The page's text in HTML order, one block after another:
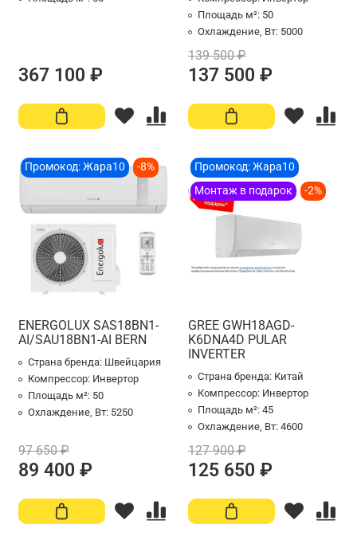
367 100 ₽
Площадь м²: 50
Охлаждение, Вт: 5000
139 500 ₽
137 500 ₽
Промокод: Жара10 -8%
ENERGOLUX SAS18BN1-
AI/SAU18BN1-AI BERN
Страна бренда: Швейцария
Компрессор: Инвертор
Площадь м²: 50
Охлаждение, Вт: 5250
97 650 ₽
89 400 ₽
Промокод: Жара10
Монтаж в подарок
-2%
GREE GWH18AGD-
K6DNA4D PULAR
INVERTER
Страна бренда: Китай
Компрессор: Инвертор
Площадь м²: 45
Охлаждение, Вт: 4600
127 900 ₽
125 650 ₽